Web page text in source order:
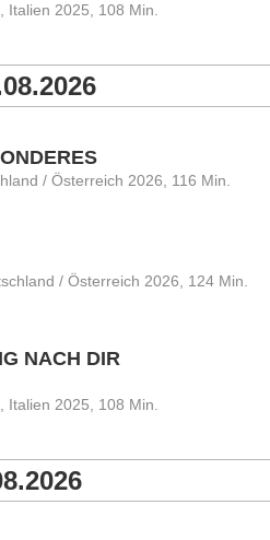
Italien 2025, 108 Min.
/ Österreich 2026, 116 Min.
/ Österreich 2026, 124 Min.
NACH DIR
Italien 2025, 108 Min.